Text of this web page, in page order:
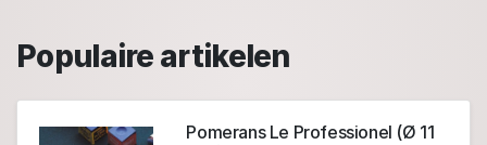
Populaire artikelen
Pomerans Le Professionel (Ø 11